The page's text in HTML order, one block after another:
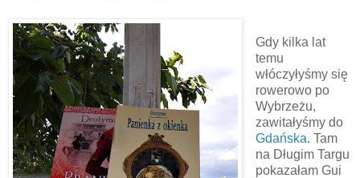
Gdy kilka lat
temu
włóczyłyśmy się
rowerowo po
Wybrzeżu,
zawitałyśmy do
Gdańska. Tam
na Długim Targu
pokazałam Gui